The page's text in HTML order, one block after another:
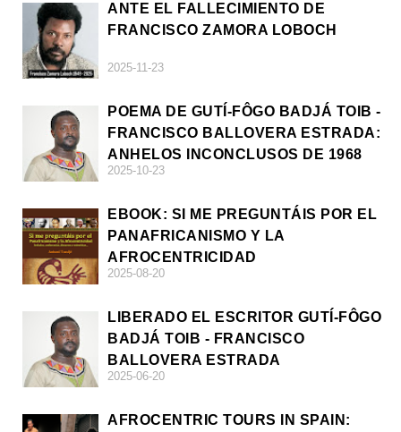
ANTE EL FALLECIMIENTO DE
FRANCISCO ZAMORA LOBOCH
2025-11-23
POEMA DE GUTÍ-FÔGO BADJÁ TOIB -
FRANCISCO BALLOVERA ESTRADA:
ANHELOS INCONCLUSOS DE 1968
2025-10-23
EBOOK: SI ME PREGUNTÁIS POR EL
PANAFRICANISMO Y LA
AFROCENTRICIDAD
2025-08-20
LIBERADO EL ESCRITOR GUTÍ-FÔGO
BADJÁ TOIB - FRANCISCO
BALLOVERA ESTRADA
2025-06-20
AFROCENTRIC TOURS IN SPAIN: